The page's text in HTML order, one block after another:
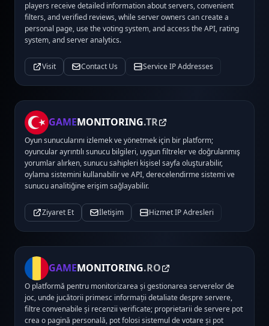
players receive detailed information about servers, convenient
filters, and verified reviews, while server owners can create a
personal page, use the voting system, and access the API, rating
system, and server analytics.
Visit Contact Us Service IP Addresses
GAMEMONITORING.TR
Oyun sunucularını izlemek ve yönetmek için bir platform;
oyuncular ayrıntılı sunucu bilgileri, uygun filtreler ve doğrulanmış
yorumlar alırken, sunucu sahipleri kişisel sayfa oluşturabilir,
oylama sistemini kullanabilir ve API, derecelendirme sistemi ve
sunucu analitiğine erişim sağlayabilir.
Ziyaret Et İletişim Hizmet IP Adresleri
GAMEMONITORING.RO
O platformă pentru monitorizarea și gestionarea serverelor de
joc, unde jucătorii primesc informații detaliate despre servere,
filtre convenabile și recenzii verificate; proprietarii de servere pot
crea o pagină personală, pot folosi sistemul de votare și pot